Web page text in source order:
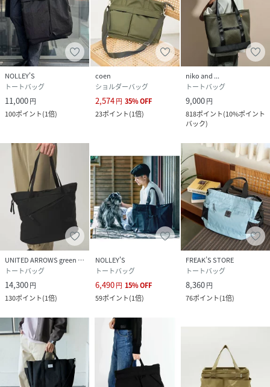
NOLLEY'S
トートバッグ
11,000円
100ポイント(1倍)
coen
ショルダーバッグ
2,574円 35%OFF
23ポイント(1倍)
niko and ...
トートバッグ
9,000円
818ポイント(10%ポイント
バック)
UNITED ARROWS green label relaxing
トートバッグ
14,300円
130ポイント(1倍)
NOLLEY'S
トートバッグ
6,490円 15%OFF
59ポイント(1倍)
FREAK’S STORE
トートバッグ
8,360円
76ポイント(1倍)